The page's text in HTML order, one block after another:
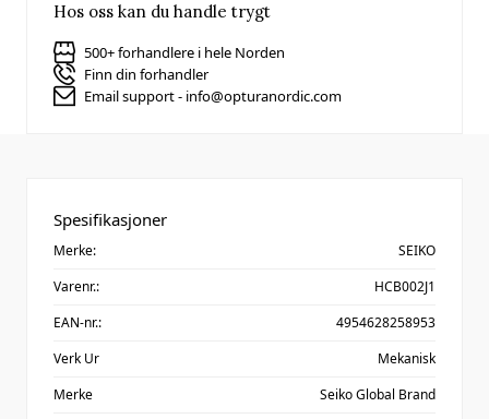
Hos oss kan du handle trygt
500+ forhandlere i hele Norden
Finn din forhandler
Email support - info@opturanordic.com
Spesifikasjoner
Merke:
SEIKO
Varenr.:
HCB002J1
EAN-nr.:
4954628258953
Verk Ur
Mekanisk
Merke
Seiko Global Brand